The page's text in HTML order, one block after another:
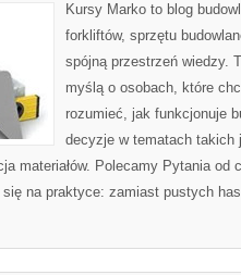
Kursy Marko to blog
forkliftów, sprzętu
spójną przestrzeń wiedzy.
myślą o osobach, które
rozumieć, jak funkcjonuje
decyzje w tematach takich
materiałów. Polecamy Pytania od
na praktyce: zamiast pustych